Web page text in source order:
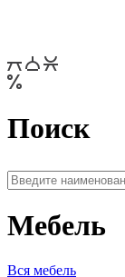
Поиск
Мебель
Вся мебель